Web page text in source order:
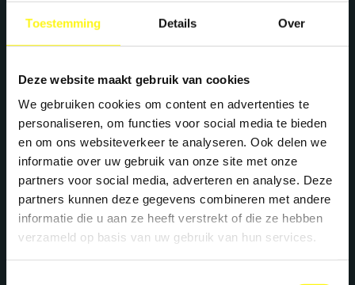
Toestemming Details Over
Deze website maakt gebruik van cookies
We gebruiken cookies om content en advertenties te
personaliseren, om functies voor social media te bieden
en om ons websiteverkeer te analyseren. Ook delen we
informatie over uw gebruik van onze site met onze
partners voor social media, adverteren en analyse. Deze
partners kunnen deze gegevens combineren met andere
informatie die u aan ze heeft verstrekt of die ze hebben
verzameld op basis van uw gebruik van hun services.
see all projects